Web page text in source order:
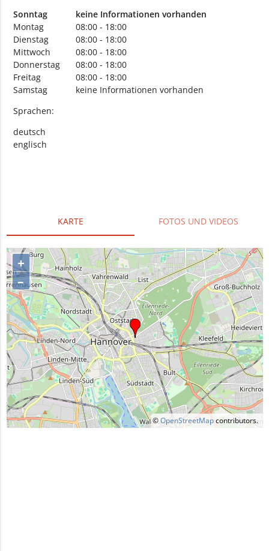
Sonntag
keine Informationen vorhanden
Montag
08:00 - 18:00
Dienstag
08:00 - 18:00
Mittwoch
08:00 - 18:00
Donnerstag
08:00 - 18:00
Freitag
08:00 - 18:00
Samstag
keine Informationen vorhanden
Sprachen:
deutsch
englisch
KARTE FOTOS UND VIDEOS
+
–
©OpenStreetMapcontributors.